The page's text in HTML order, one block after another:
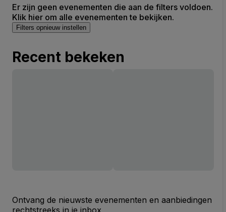
Er zijn geen evenementen die aan de filters voldoen.
Klik hier om alle evenementen te bekijken.
Filters opnieuw instellen
Recent bekeken
Ontvang de nieuwste evenementen en aanbiedingen
rechtstreeks in je inbox